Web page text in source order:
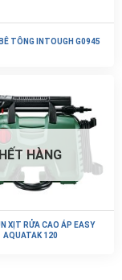
TÔNG INTOUGH G0945
HẾT HÀNG
XỊT RỬA CAO ÁP EASY
AQUATAK 120